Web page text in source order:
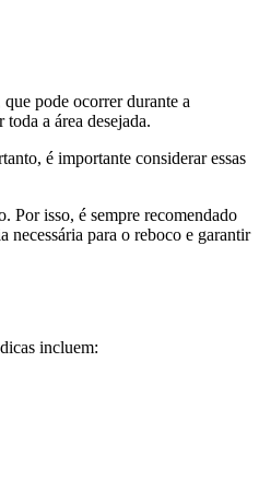
pode ocorrer durante a
a área desejada.
é importante considerar essas
Por isso, é sempre recomendado
necessária para o reboco e garantir
incluem: